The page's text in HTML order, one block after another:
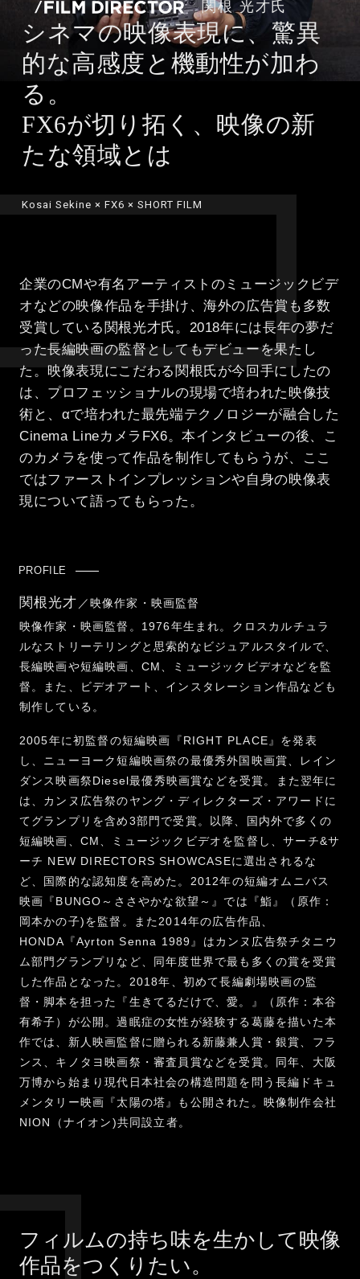
関根 光才氏
シネマの映像表現に、驚異
的な高感度と機動性が加わ
る。
FX6が切り拓く、映像の新
たな領域とは
Kosai Sekine × FX6 × SHORT FILM
企業のCMや有名アーティストのミュージックビデ
オなどの映像作品を手掛け、海外の広告賞も多数
受賞している関根光才氏。2018年には長年の夢だ
った長編映画の監督としてもデビューを果たし
た。映像表現にこだわる関根氏が今回手にしたの
は、プロフェッショナルの現場で培われた映像技
術と、αで培われた最先端テクノロジーが融合した
Cinema LineカメラFX6。本インタビューの後、こ
のカメラを使って作品を制作してもらうが、ここ
ではファーストインプレッションや自身の映像表
現について語ってもらった。
PROFILE
関根光才 ／映像作家・映画監督
映像作家・映画監督。1976年生まれ。クロスカルチュラ
ルなストリーテリングと思索的なビジュアルスタイルで、
長編映画や短編映画、CM、ミュージックビデオなどを監
督。また、ビデオアート、インスタレーション作品なども
制作している。
2005年に初監督の短編映画『RIGHT PLACE』を発表
し、ニューヨーク短編映画祭の最優秀外国映画賞、レイン
ダンス映画祭Diesel最優秀映画賞などを受賞。また翌年に
は、カンヌ広告祭のヤング・ディレクターズ・アワードに
てグランプリを含め3部門で受賞。以降、国内外で多くの
短編映画、CM、ミュージックビデオを監督し、サーチ&サ
ーチ NEW DIRECTORS SHOWCASEに選出されるな
ど、国際的な認知度を高めた。2012年の短編オムニバス
映画『BUNGO～ささやかな欲望～』では『鮨』（原作：
岡本かの子)を監督。また2014年の広告作品、
HONDA『Ayrton Senna 1989』はカンヌ広告祭チタニウ
ム部門グランプリなど、同年度世界で最も多くの賞を受賞
した作品となった。2018年、初めて長編劇場映画の監
督・脚本を担った『生きてるだけで、愛。』（原作：本谷
有希子）が公開。過眠症の女性が経験する葛藤を描いた本
作では、新人映画監督に贈られる新藤兼人賞・銀賞、フラ
ンス、キノタヨ映画祭・審査員賞などを受賞。同年、大阪
万博から始まり現代日本社会の構造問題を問う長編ドキュ
メンタリー映画『太陽の塔』も公開された。映像制作会社
NION（ナイオン)共同設立者。
フィルムの持ち味を生かして映像
作品をつくりたい。